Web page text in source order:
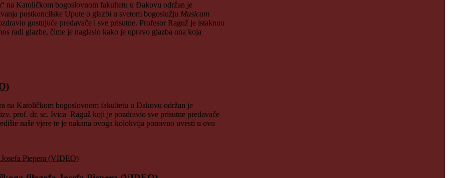
na Katoličkom bogoslovnom fakultetu u Đakovu održan je
postkoncilske Upute o glazbi u svetom bogoslužju Musicam
gostujuće predavače i sve prisutne. Profesor Raguž je istaknuo
radi glazbe, čime je naglasio kako je upravo glazba ona koja
na Katoličkom bogoslovnom fakultetu u Đakovu održan je
prof. dr. sc. Ivica Raguž koji je pozdravio sve prisutne predavače
naše vjere te je nakana ovoga kolokvija ponovno uvesti u ovu